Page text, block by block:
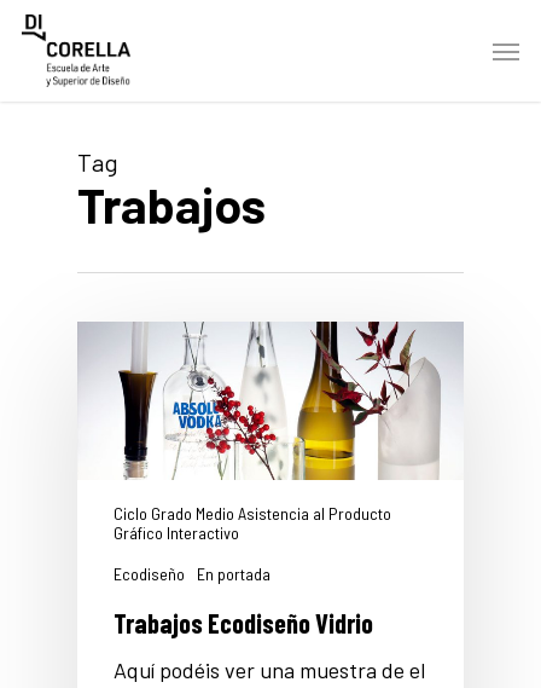
Skip
Menu
Tag
Trabajos
Ciclo Grado Medio Asistencia al Producto
Gráfico Interactivo
Ecodiseño
En portada
Trabajos Ecodiseño Vidrio
Aquí podéis ver una muestra de el